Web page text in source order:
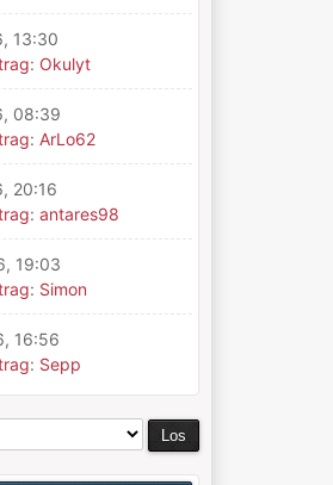
13:30
: Okulyt
08:39
: ArLo62
20:16
: antares98
19:03
: Simon
16:56
: Sepp